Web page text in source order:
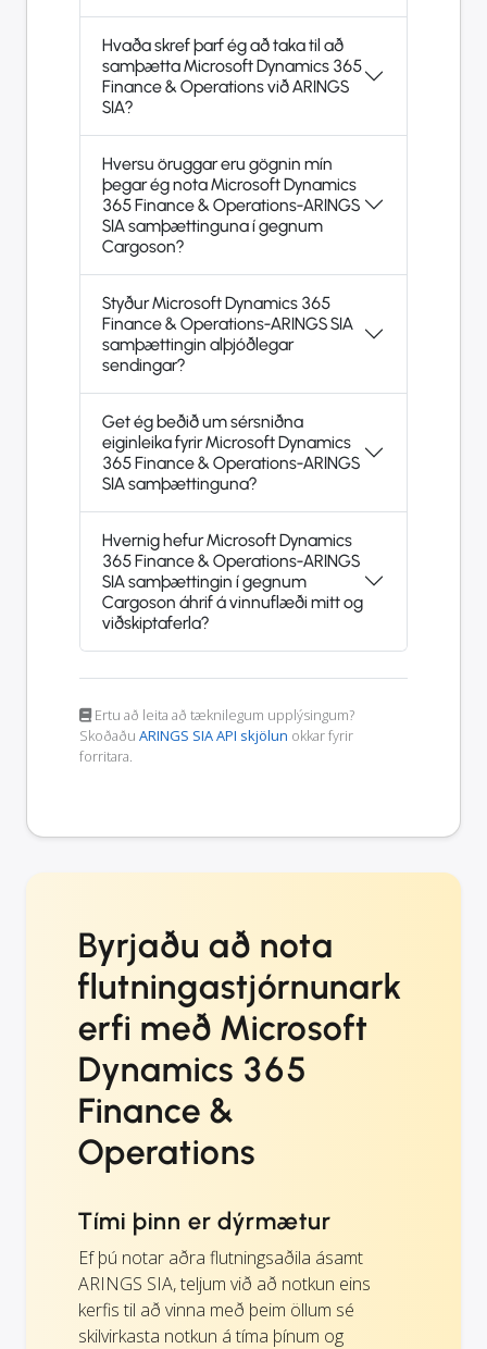
Hvaða skref þarf ég að taka til að
samþætta Microsoft Dynamics 365
Finance & Operations við ARINGS
SIA?
Hversu öruggar eru gögnin mín
þegar ég nota Microsoft Dynamics
365 Finance & Operations-ARINGS
SIA samþættinguna í gegnum
Cargoson?
Styður Microsoft Dynamics 365
Finance & Operations-ARINGS SIA
samþættingin alþjóðlegar
sendingar?
Get ég beðið um sérsniðna
eiginleika fyrir Microsoft Dynamics
365 Finance & Operations-ARINGS
SIA samþættinguna?
Hvernig hefur Microsoft Dynamics
365 Finance & Operations-ARINGS
SIA samþættingin í gegnum
Cargoson áhrif á vinnuflæði mitt og
viðskiptaferla?
Ertu að leita að tæknilegum upplýsingum?
Skoðaðu ARINGS SIA API skjölun okkar fyrir
forritara.
Byrjaðu að nota
flutningastjórnunark
erfi með Microsoft
Dynamics 365
Finance &
Operations
Tími þinn er dýrmætur
Ef þú notar aðra flutningsaðila ásamt
ARINGS SIA, teljum við að notkun eins
kerfis til að vinna með þeim öllum sé
skilvirkasta notkun á tíma þínum og